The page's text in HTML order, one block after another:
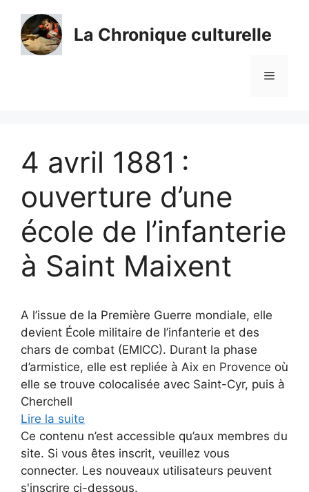
contenu
La Chronique culturelle
Menu
4 avril 1881 :
ouverture d’une
école de l’infanterie
à Saint Maixent
A l’issue de la Première Guerre mondiale, elle
devient École militaire de l’infanterie et des
chars de combat (EMICC). Durant la phase
d’armistice, elle est repliée à Aix en Provence où
elle se trouve colocalisée avec Saint-Cyr, puis à
Cherchell
Lire la suite
Ce contenu n’est accessible qu’aux membres du
site. Si vous êtes inscrit, veuillez vous
connecter. Les nouveaux utilisateurs peuvent
s'inscrire ci-dessous.